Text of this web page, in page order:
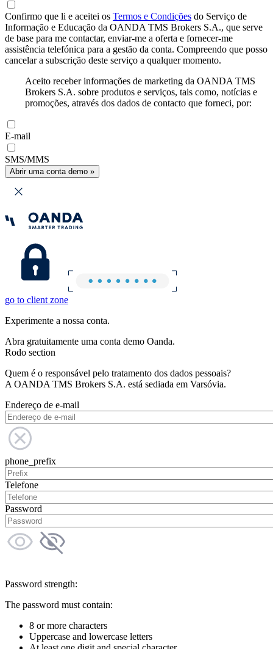
Confirmo que li e aceitei os Termos e Condições do Serviço de
Informação e Educação da OANDA TMS Brokers S.A., que serve
de base para me contactar, enviar-me a oferta e fornecer-me
assistência telefónica para a gestão da conta. Compreendo que posso
cancelar a subscrição deste serviço a qualquer momento.
Aceito receber informações de marketing da OANDA TMS
Brokers S.A. sobre produtos e serviços, tais como, notícias e
promoções, através dos dados de contacto que forneci, por:
E-mail
SMS/MMS
Abrir uma conta demo »
go to client zone
Experimente a nossa conta.
Abra gratuitamente uma conta demo Oanda.
Rodo section
Quem é o responsável pelo tratamento dos dados pessoais?
A OANDA TMS Brokers S.A. está sediada em Varsóvia.
Endereço de e-mail
phone_prefix
Telefone
Password
Password strength:
The password must contain:
8 or more characters
Uppercase and lowercase letters